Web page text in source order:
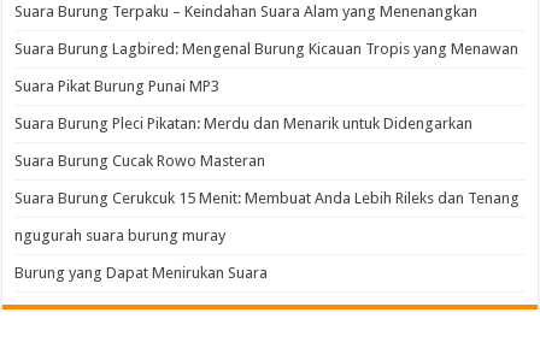
Suara Burung Terpaku – Keindahan Suara Alam yang Menenangkan
Suara Burung Lagbired: Mengenal Burung Kicauan Tropis yang Menawan
Suara Pikat Burung Punai MP3
Suara Burung Pleci Pikatan: Merdu dan Menarik untuk Didengarkan
Suara Burung Cucak Rowo Masteran
Suara Burung Cerukcuk 15 Menit: Membuat Anda Lebih Rileks dan Tenang
ngugurah suara burung muray
Burung yang Dapat Menirukan Suara